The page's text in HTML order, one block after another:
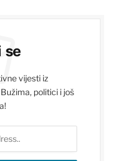
se
vijesti iz
politici i još